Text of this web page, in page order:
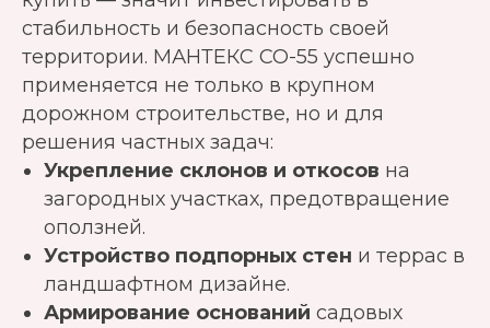
стабильность и безопасность своей
территории. МАНТЕКС СО-55 успешно
применяется не только в крупном
дорожном строительстве, но и для
решения частных задач:
Укрепление склонов и откосов на
загородных участках, предотвращение
оползней.
Устройство подпорных стен и террас в
ландшафтном дизайне.
Армирование оснований садовых